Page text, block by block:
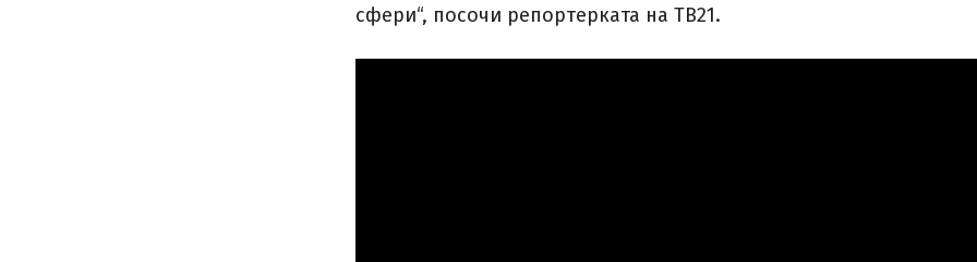
сфери“, посочи репортерката на ТВ21.